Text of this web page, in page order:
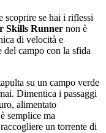
scoprire se hai i riflessi
Skills Runner non è
di velocità e
del campo con la sfida
su un campo verde
Dimentica i passaggi
alimentato
semplice ma
un torrente di